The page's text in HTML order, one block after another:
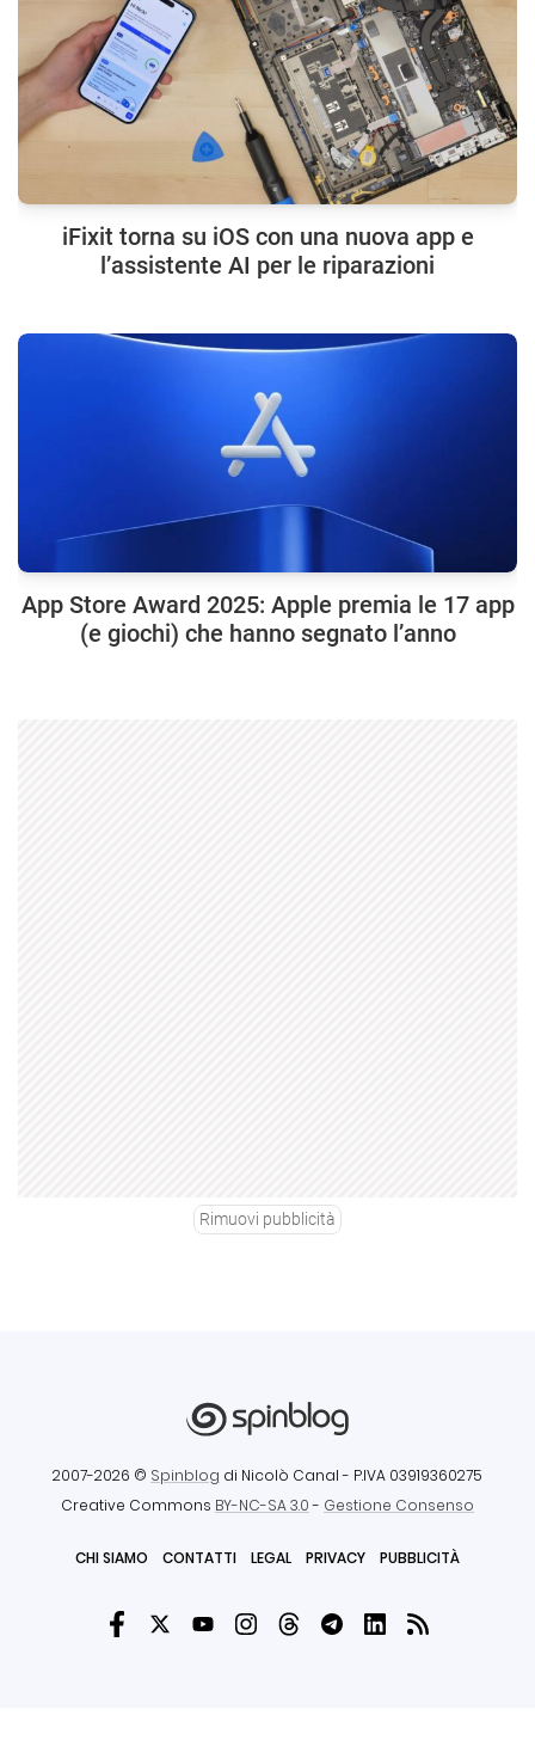
iFixit torna su iOS con una nuova app e
l’assistente AI per le riparazioni
App Store Award 2025: Apple premia le 17 app
(e giochi) che hanno segnato l’anno
Rimuovi pubblicità
2007-2026 © Spinblog di Nicolò Canal - P.IVA 03919360275
Creative Commons BY-NC-SA 3.0- Gestione Consenso
CHI SIAMO CONTATTI LEGAL PRIVACY PUBBLICITÀ